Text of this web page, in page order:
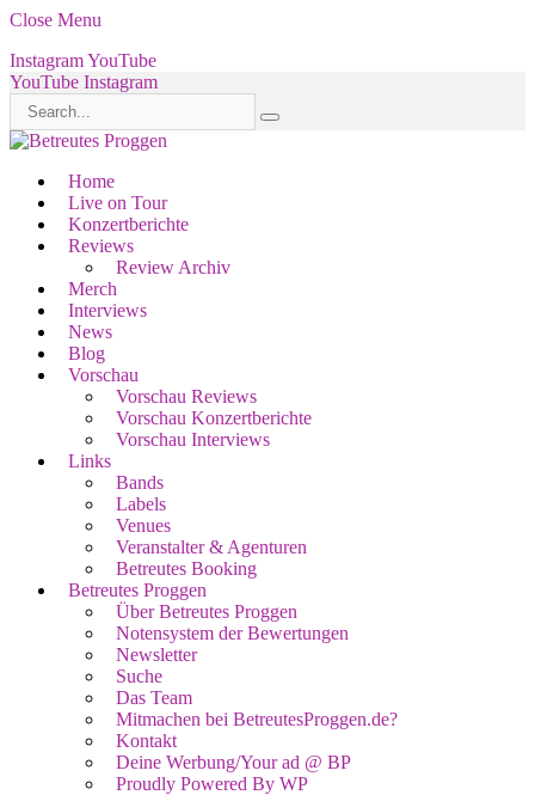
Close Menu
InstagramYouTube
YouTube Instagram
Home
Live on Tour
Konzertberichte
Reviews
Review Archiv
Merch
Interviews
News
Blog
Vorschau
Vorschau Reviews
Vorschau Konzertberichte
Vorschau Interviews
Links
Bands
Labels
Venues
Veranstalter & Agenturen
Betreutes Booking
Betreutes Proggen
Über Betreutes Proggen
Notensystem der Bewertungen
Newsletter
Suche
Das Team
Mitmachen bei BetreutesProggen.de?
Kontakt
Deine Werbung/Your ad @ BP
Proudly Powered By WP